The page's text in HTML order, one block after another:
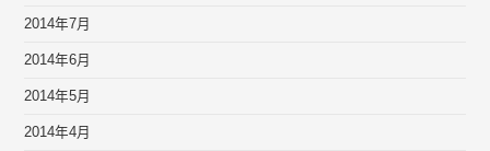
2014年7月
2014年6月
2014年5月
2014年4月